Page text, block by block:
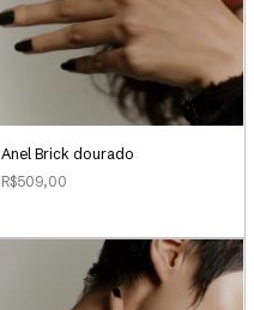
Anel Brick dourado
R$509,00